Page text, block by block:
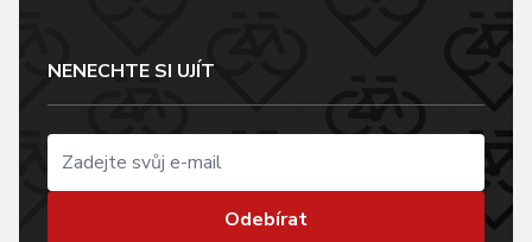
NENECHTE SI UJÍT
Odebírat